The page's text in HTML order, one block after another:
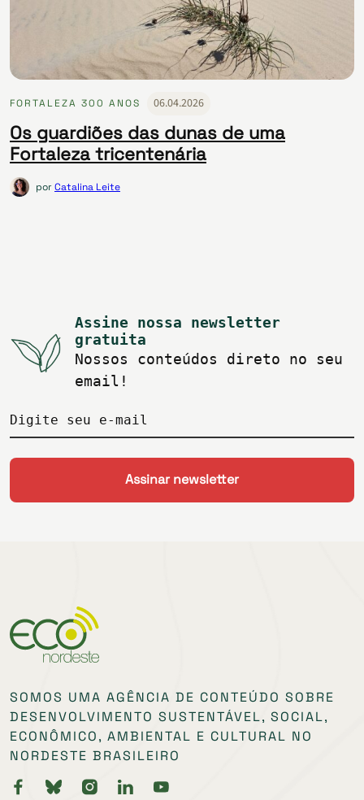
FORTALEZA 300 ANOS 06.04.2026
Os guardiões das dunas de uma
Fortaleza tricentenária
porCatalina Leite
Assine nossa newsletter
gratuita
Nossos conteúdos direto no seu
email!
Digite seu e-mail
SOMOS UMA AGÊNCIA DE CONTEÚDO SOBRE
DESENVOLVIMENTO SUSTENTÁVEL, SOCIAL,
ECONÔMICO, AMBIENTAL E CULTURAL NO
NORDESTE BRASILEIRO